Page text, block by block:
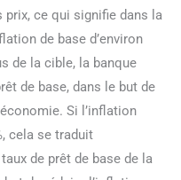
ce qui signifie dans la
de base d’environ
de la cible, la banque
de base, dans le but de
Si l’inflation
cela se traduit
de prêt de base de la